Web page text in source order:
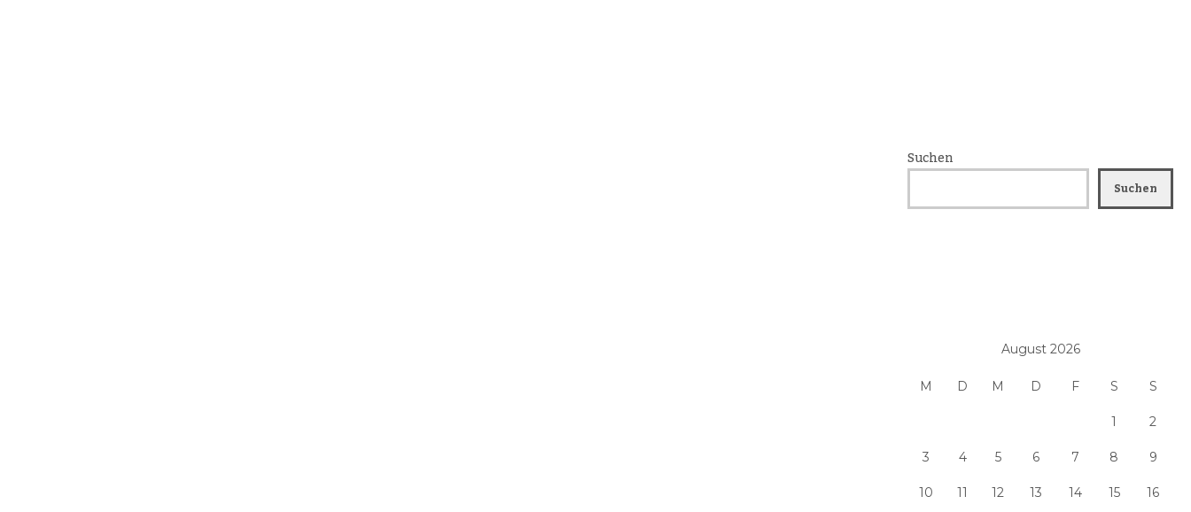
Suchen
Suchen
August 2026
M D M D F S S
1 2
3 4 5 6 7 8 9
10 11 12 13 14 15 16